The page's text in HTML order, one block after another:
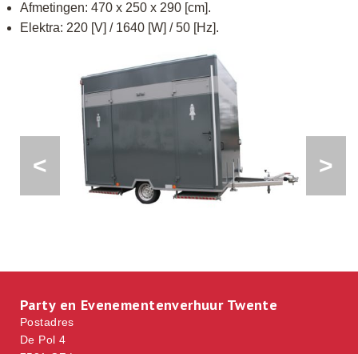
Afmetingen: 470 x 250 x 290 [cm].
Elektra: 220 [V] / 1640 [W] / 50 [Hz].
< >
Party en Evenementenverhuur Twente
Postadres
De Pol 4